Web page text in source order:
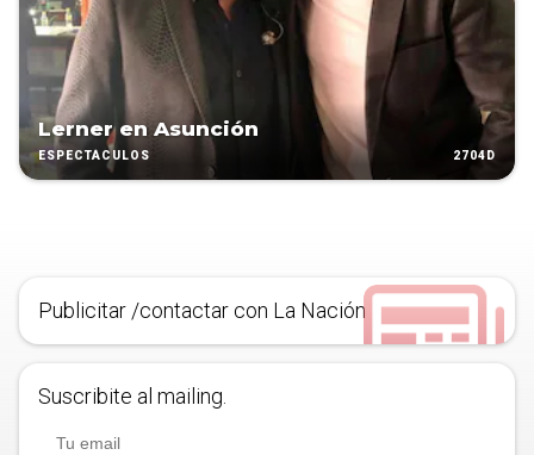
Lerner en Asunción
ESPECTÁCULOS 2704D
Publicitar /contactar con La Nación
Suscribite al mailing.